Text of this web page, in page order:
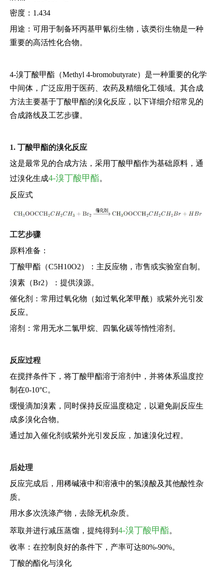
密度：1.434
用途：可用于制备环丙基甲氰衍生物，该类衍生物是一种
重要的高活性化合物。
4-溴丁酸甲酯（Methyl 4-bromobutyrate）是一种重要的化学
中间体，广泛应用于医药、农药及精细化工领域。其合成
方法主要基于丁酸甲酯的溴化反应，以下详细介绍常见的
合成路线及工艺步骤。
1. 丁酸甲酯的溴化反应
这是最常见的合成方法，采用丁酸甲酯作为基础原料，通
过溴化生成4-溴丁酸甲酯。
反应式
工艺步骤
原料准备：
丁酸甲酯（C5H10O2）：主反应物，市售或实验室自制。
溴素（Br2）：提供溴源。
催化剂：常用过氧化物（如过氧化苯甲酰）或紫外光引发
反应。
溶剂：常用无水二氯甲烷、四氯化碳等惰性溶剂。
反应过程
在搅拌条件下，将丁酸甲酯溶于溶剂中，并将体系温度控
制在0-10°C。
缓慢滴加溴素，同时保持反应温度稳定，以避免副反应生
成多溴化合物。
通过加入催化剂或紫外光引发反应，加速溴化过程。
后处理
反应完成后，用稀碱液中和溶液中的氢溴酸及其他酸性杂
质。
用水多次洗涤产物，去除无机杂质。
萃取并进行减压蒸馏，提纯得到 4-溴丁酸甲酯。
收率：在控制良好的条件下，产率可达80%-90%。
丁酸的酯化与溴化